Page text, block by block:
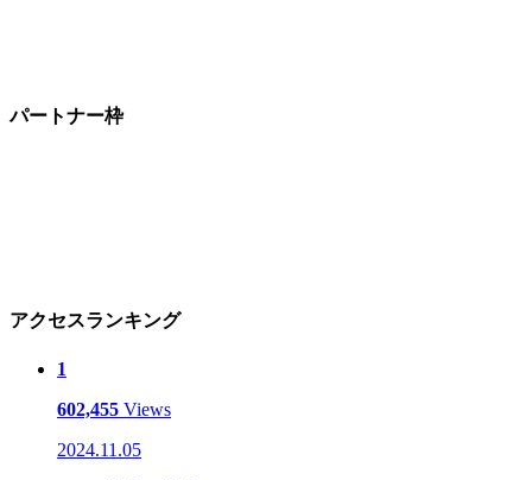
パートナー枠
アクセスランキング
1
602,455 Views
2024.11.05